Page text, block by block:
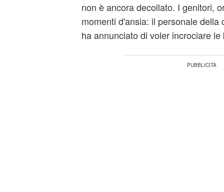
non è ancora decollato. I genitori,
momenti d'ansia: il personale della
ha annunciato di voler incrociare le